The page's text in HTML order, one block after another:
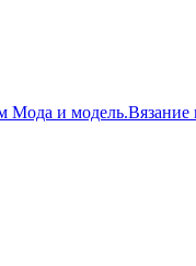
Мода и модель.Вязание